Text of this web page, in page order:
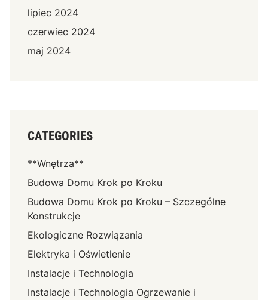
lipiec 2024
czerwiec 2024
maj 2024
CATEGORIES
**Wnętrza**
Budowa Domu Krok po Kroku
Budowa Domu Krok po Kroku – Szczególne
Konstrukcje
Ekologiczne Rozwiązania
Elektryka i Oświetlenie
Instalacje i Technologia
Instalacje i Technologia Ogrzewanie i